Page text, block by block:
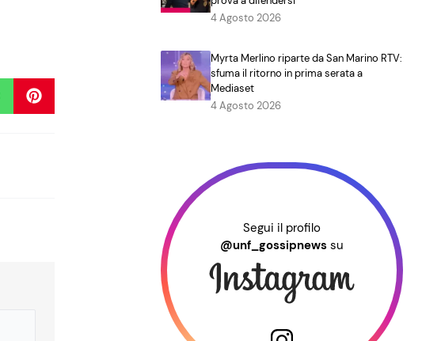
4 Agosto 2026
Myrta Merlino riparte da San Marino RTV:
sfuma il ritorno in prima serata a
Mediaset
4 Agosto 2026
Segui il profilo
@unf_gossipnews su